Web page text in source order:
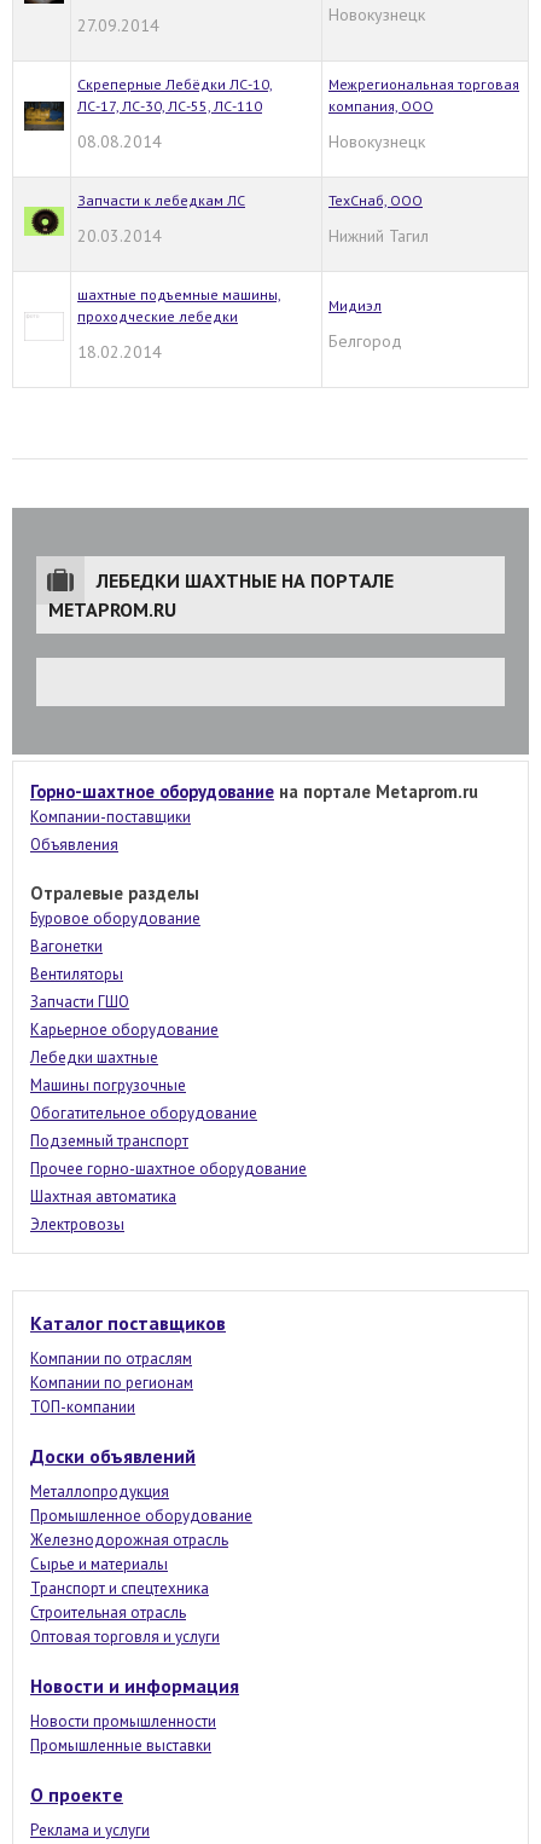
27.09.2014 Новокузнецк
Cкреперные Лебёдки ЛС-10,
ЛС-17, ЛС-30, ЛС-55, ЛС-110
08.08.2014
Межрегиональная торговая
компания, ООО
Новокузнецк
Запчасти к лебедкам ЛС
20.03.2014
ТехСнаб, ООО
Нижний Тагил
шахтные подъемные машины,
проходческие лебедки
18.02.2014
Мидиэл
Белгород
ЛЕБЕДКИ ШАХТНЫЕ НА ПОРТАЛЕ
METAPROM.RU
Горно-шахтное оборудование на портале Metaprom.ru
Компании-поставщики
Объявления
Отралевые разделы
Буровое оборудование
Вагонетки
Вентиляторы
Запчасти ГШО
Карьерное оборудование
Лебедки шахтные
Машины погрузочные
Обогатительное оборудование
Подземный транспорт
Прочее горно-шахтное оборудование
Шахтная автоматика
Электровозы
Каталог поставщиков
Компании по отраслям
Компании по регионам
ТОП-компании
Доски объявлений
Металлопродукция
Промышленное оборудование
Железнодорожная отрасль
Сырье и материалы
Транспорт и спецтехника
Строительная отрасль
Оптовая торговля и услуги
Новости и информация
Новости промышленности
Промышленные выставки
О проекте
Реклама и услуги